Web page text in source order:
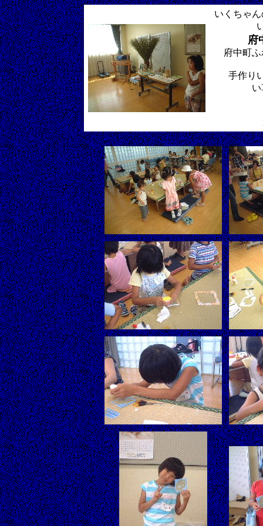
いくちゃ
府
府中町
手作り